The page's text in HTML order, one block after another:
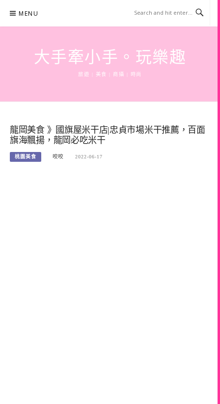
content
MENU
大手牽小手。玩樂趣
旅遊 | 美食 | 商攝 | 時尚
龍岡美食 》國旗屋米干店|忠貞市場米干推薦，百面
旗海飄揚，龍岡必吃米干
桃園美食 咬咬 2022-06-17